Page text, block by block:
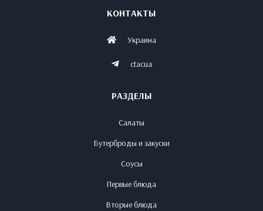
КОНТАКТЫ
Украина
ctacua
РАЗДЕЛЫ
Салаты
Бутерброды и закуски
Соусы
Первые блюда
Вторые блюда